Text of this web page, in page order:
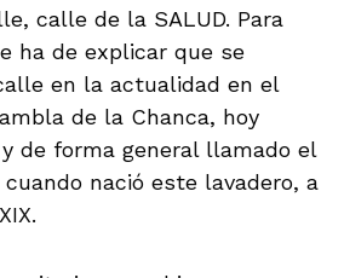
calle de la SALUD. Para
ha de explicar que se
en la actualidad en el
de la Chanca, hoy
y de forma general llamado el
nació este lavadero, a